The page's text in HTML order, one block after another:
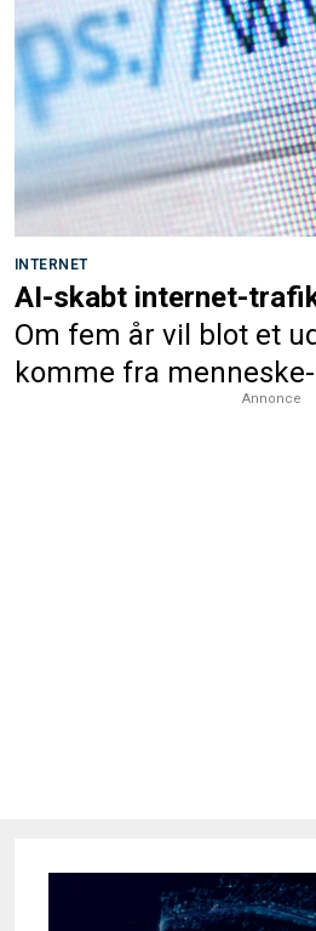
INTERNET
AI-skabt internet-
Om fem år vil blot et
komme fra
Annonce